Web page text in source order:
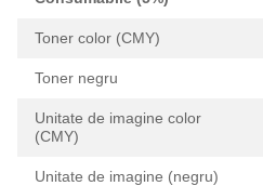
Toner color (CMY)
Toner negru
Unitate de imagine color
(CMY)
Unitate de imagine (negru)